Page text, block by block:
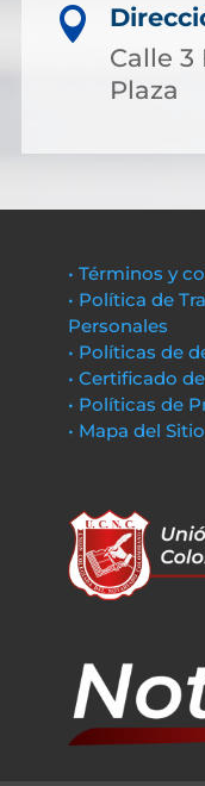

Calle 3
Plaza
• Términos y
• Política de
Personales
• Políticas de
• Certificado
• Políticas de
• Mapa del Sitio